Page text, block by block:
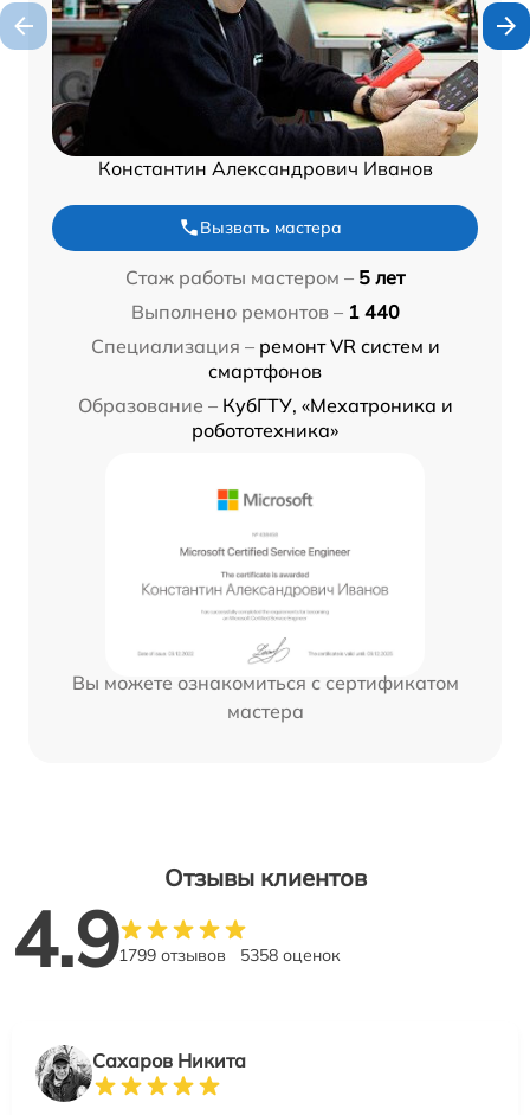
Константин Александрович Иванов
Вызвать мастера
Стаж работы мастером – 5 лет
Выполнено ремонтов – 1 440
Специализация – ремонт VR систем и
смартфонов
Образование – КубГТУ, «Мехатроника и
робототехника»
Вы можете ознакомиться с сертификатом
мастера
Отзывы клиентов
4.91799 отзывов 5358 оценок
Сахаров Никита